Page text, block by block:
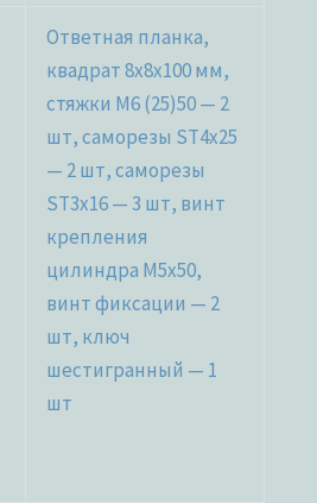
Ответная планка,
квадрат 8x8x100 мм,
стяжки М6 (25)50 — 2
шт, саморезы ST4x25
— 2 шт, саморезы
ST3x16 — 3 шт, винт
крепления
цилиндра M5x50,
винт фиксации — 2
шт, ключ
шестигранный — 1
шт